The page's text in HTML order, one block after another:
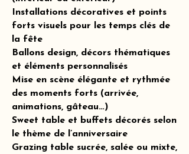
Installations décoratives et points
forts visuels pour les temps clés de
la fête
Ballons design, décors thématiques
et éléments personnalisés
Mise en scène élégante et rythmée
des moments forts (arrivée,
animations, gâteau…)
Sweet table et buffets décorés selon
le thème de l’anniversaire
Grazing table sucrée, salée ou mixte,